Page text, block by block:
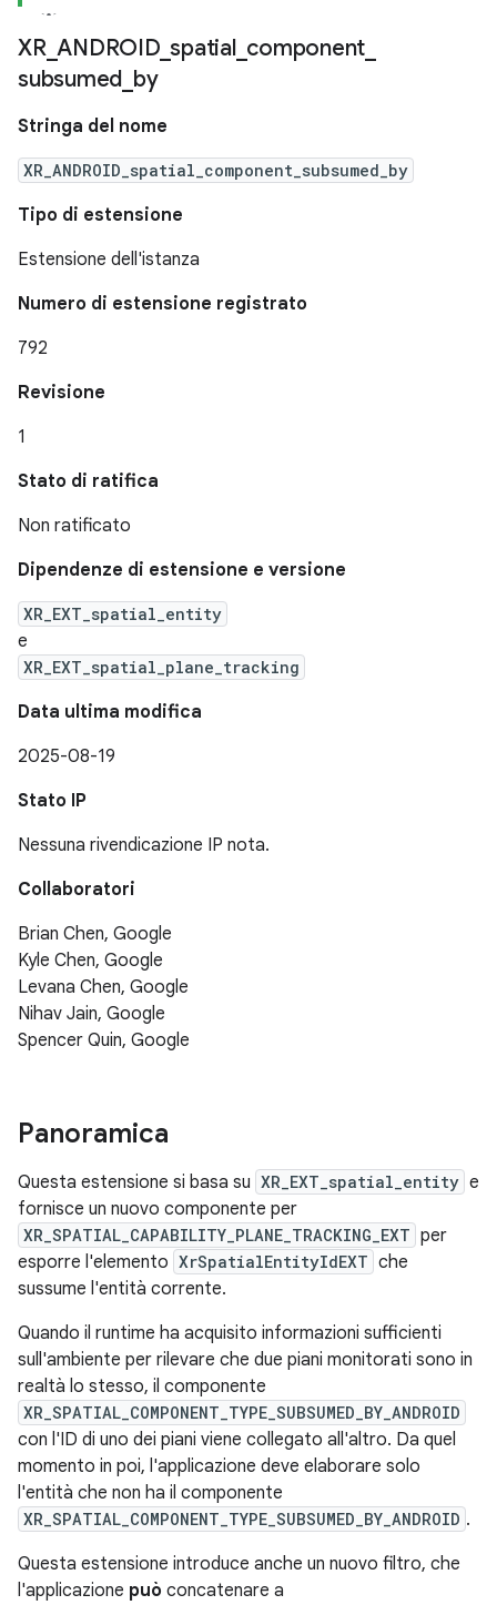
XR_ANDROID_spatial_ component
subsumed by
Stringa del nome
XR_ANDROID_spatial_component_subsumed_by
Tipo di estensione
Estensione dell'istanza
Numero di estensione registrato
792
Revisione
1
Stato di ratifica
Non ratificato
Dipendenze di estensione e versione
XR_EXT_spatial_entity
e
XR_EXT_spatial_plane_tracking
Data ultima modifica
2025-08-19
Stato IP
Nessuna rivendicazione IP nota.
Collaboratori
Brian Chen, Google
Kyle Chen, Google
Levana Chen, Google
Nihav Jain, Google
Spencer Quin, Google
Panoramica
Questa estensione si basa su XR_EXT_spatial_entity e
fornisce un nuovo componente per
XR_SPATIAL_CAPABILITY_PLANE_TRACKING_EXT per
esporre l'elemento XrSpatialEntityIdEXT che
sussume l'entità corrente.
Quando il runtime ha acquisito informazioni sufficienti
sull'ambiente per rilevare che due piani monitorati sono in
realtà lo stesso, il componente
XR_SPATIAL_COMPONENT_TYPE_SUBSUMED_BY_ANDROID
con l'ID di uno dei piani viene collegato all'altro. Da quel
momento in poi, l'applicazione deve elaborare solo
l'entità che non ha il componente
XR_SPATIAL_COMPONENT_TYPE_SUBSUMED_BY_ANDROID .
Questa estensione introduce anche un nuovo filtro, che
l'applicazione può concatenare a